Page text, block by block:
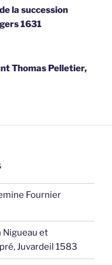
la succession
1631
Thomas Pelletier,
Fournier
Nigueau et
Juvardeil 1583